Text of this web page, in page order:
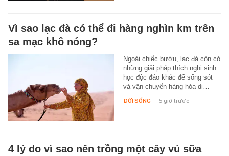
Vì sao lạc đà có thể đi hàng nghìn km trên
sa mạc khô nóng?
Ngoài chiếc bướu, lạc đà còn có
những giải pháp thích nghi sinh
học độc đáo khác để sống sót
và vận chuyển hàng hóa di…
ĐỜI SỐNG - 5 giờ trước
4 lý do vì sao nên trồng một cây vú sữa